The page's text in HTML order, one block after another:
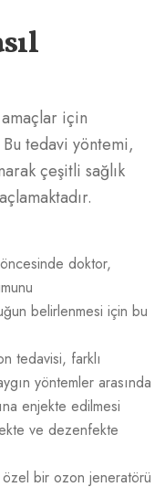
için
tedavi yöntemi,
çeşitli sağlık
doktor,
belirlenmesi için bu
tedavisi, farklı
yöntemler arasında
enjekte edilmesi
ve dezenfekte
bir ozon jeneratörü